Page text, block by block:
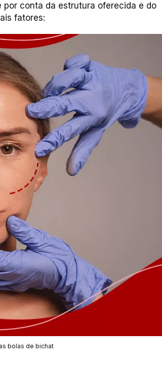
por conta da estrutura oferecida e do
fatores:
bolas de bichat